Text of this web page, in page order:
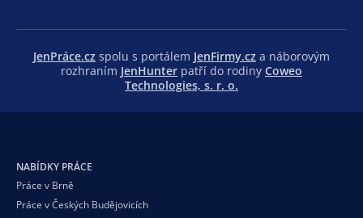
JenPráce.cz spolu s portálem JenFirmy.cz a náborovým
rozhraním JenHunter patří do rodiny Coweo
Technologies, s. r. o.
NABÍDKY PRÁCE
Práce v Brně
Práce v Českých Budějovicích